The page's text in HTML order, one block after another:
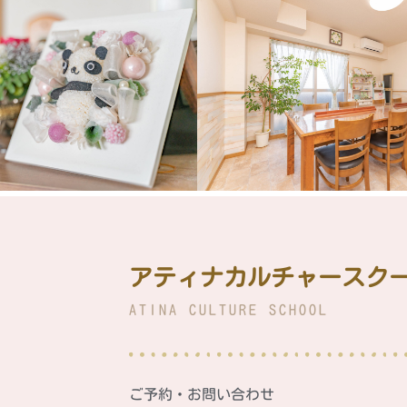
アティナカルチャースク
ATINA CULTURE SCHOOL
ご予約・お問い合わせ